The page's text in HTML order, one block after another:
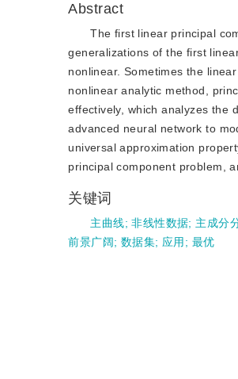
Abstract
The first linear principal
generalizations of the first
nonlinear. Sometimes the
nonlinear analytic method,
effectively, which analyzes the
advanced neural network to
universal approximation
principal component problem,
关键词
主曲线;非线性数据; 主成分
前景广阔; 数据集; 应用 ; 最优